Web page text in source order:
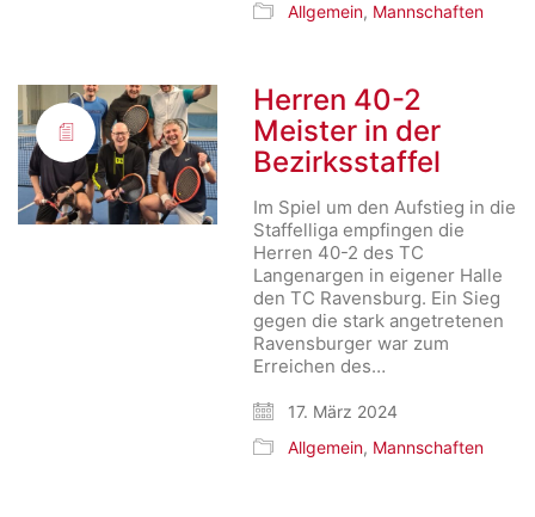
Allgemein, Mannschaften
Herren 40-2
Meister in der
Bezirksstaffel
Im Spiel um den Aufstieg in die
Staffelliga empfingen die
Herren 40-2 des TC
Langenargen in eigener Halle
den TC Ravensburg. Ein Sieg
gegen die stark angetretenen
Ravensburger war zum
Erreichen des…
17. März 2024
Allgemein, Mannschaften